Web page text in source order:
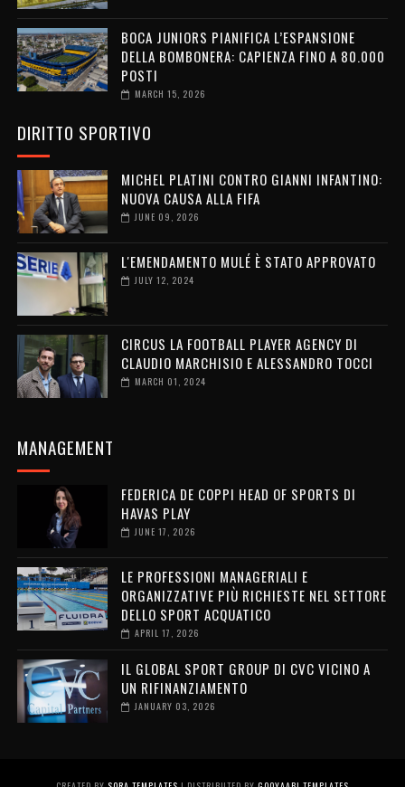
BOCA JUNIORS PIANIFICA L’ESPANSIONE
DELLA BOMBONERA: CAPIENZA FINO A 80.000
POSTI
MARCH 15, 2026
DIRITTO SPORTIVO
MICHEL PLATINI CONTRO GIANNI INFANTINO:
NUOVA CAUSA ALLA FIFA
JUNE 09, 2026
L'EMENDAMENTO MULÉ È STATO APPROVATO
JULY 12, 2024
CIRCUS LA FOOTBALL PLAYER AGENCY DI
CLAUDIO MARCHISIO E ALESSANDRO TOCCI
MARCH 01, 2024
MANAGEMENT
FEDERICA DE COPPI HEAD OF SPORTS DI
HAVAS PLAY
JUNE 17, 2026
LE PROFESSIONI MANAGERIALI E
ORGANIZZATIVE PIÙ RICHIESTE NEL SETTORE
DELLO SPORT ACQUATICO
APRIL 17, 2026
IL GLOBAL SPORT GROUP DI CVC VICINO A
UN RIFINANZIAMENTO
JANUARY 03, 2026